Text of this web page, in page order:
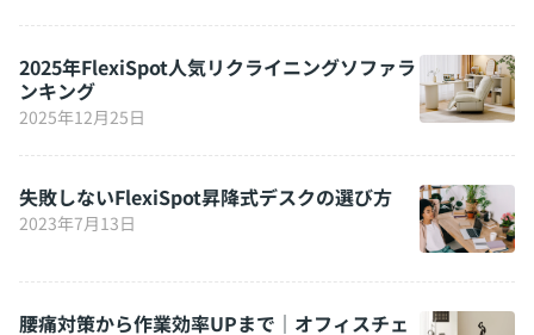
2025年FlexiSpot人気リクライニングソファラ
ンキング
2025年12月25日
失敗しないFlexiSpot昇降式デスクの選び方
2023年7月13日
腰痛対策から作業効率UPまで｜オフィスチェ